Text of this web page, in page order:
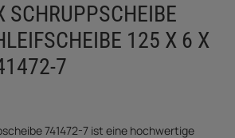
SCHRUPPSCHEIBE
125 X 6 X
7
741472-7 ist eine hochwertige